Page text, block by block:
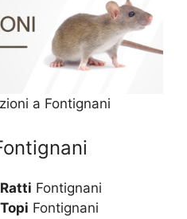
a Fontignani
Fontignani
Fontignani